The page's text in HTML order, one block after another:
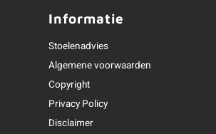
Informatie
Stoelenadvies
Algemene voorwaarden
Copyright
Privacy Policy
Disclaimer